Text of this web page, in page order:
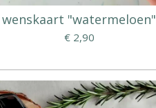
wenskaart "watermeloen"
€ 2,90